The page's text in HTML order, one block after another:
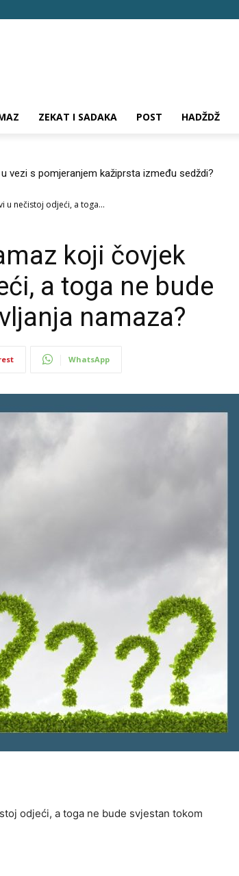
ZEKAT I SADAKA POST HADŽDŽ
vezi s pomjeranjem kažiprsta između sedždi?
u nečistoj odjeći, a toga...
koji čovjek
a toga ne bude
namaza?
WhatsApp
odjeći, a toga ne bude svjestan tokom